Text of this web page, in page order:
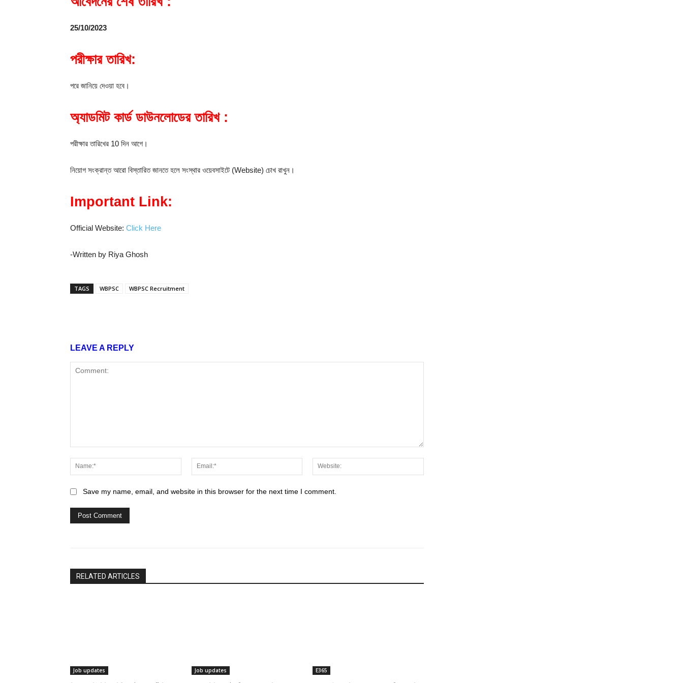
25/10/2023
পরীক্ষার তারিখ:
পরে জানিয়ে দেওয়া হবে।
অ্যাডমিট কার্ড ডাউনলোডের তারিখ :
পরীক্ষার তারিখের 10 দিন আগে।
নিয়োগ সংক্রান্ত আরো বিস্তারিত জানতে হলে সংস্থার ওয়েবসাইটে (Website) চোখ রাখুন।
Important Link:
Official Website: Click Here
-Written by Riya Ghosh
TAGS WBPSC WBPSC Recruitment
LEAVE A REPLY
Name:*
Email:*
Save my name, email, and website in this browser for the next time I comment.
RELATED ARTICLES
Job updates Job updates E365